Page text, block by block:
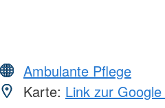
Ambulante Pflege
Karte: Link zur